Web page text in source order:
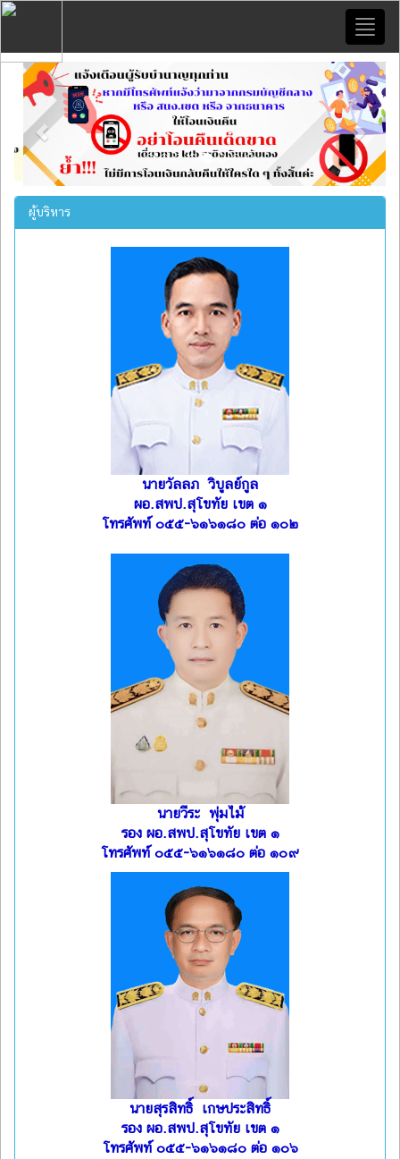
Previous Next
ผู้บริหาร
นายวัลลภ วิบูลย์กูล
ผอ.สพป.สุโขทัย เขต ๑
โทรศัพท์ ๐๕๕-๖๑๖๑๘๐ ต่อ ๑๐๒
นายวีระ พุ่มไม้
รอง ผอ.สพป.สุโขทัย เขต ๑
โทรศัพท์ ๐๕๕-๖๑๖๑๘๐ ต่อ ๑๐๙
นายสุรสิทธิ์ เกษประสิทธิ์
รอง ผอ.สพป.สุโขทัย เขต ๑
โทรศัพท์ ๐๕๕-๖๑๖๑๘๐ ต่อ ๑๐๖